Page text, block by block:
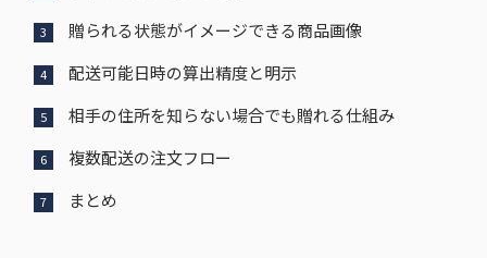
贈られる状態がイメージできる商品画像
配送可能日時の算出精度と明示
相手の住所を知らない場合でも贈れる仕組み
複数配送の注文フロー
まとめ